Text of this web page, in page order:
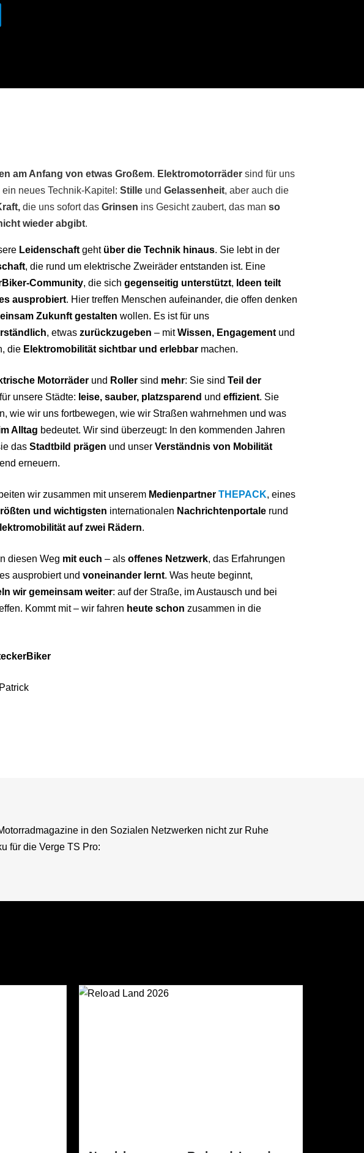
am Anfang von etwas Großem. Elektromotorrädersind für uns
neues Technik-Kapitel: Stilleund Gelassenheit, aber auch die
die uns sofort das Grinsen ins Gesicht zaubert, das man so
wieder abgibt.
Leidenschaftgeht über die Technik hinaus. Sie lebt in der
, die rund um elektrische Zweiräder entstanden ist. Eine
Community, die sich gegenseitig unterstützt, Ideen teilt
ausprobiert. Hier treffen Menschen aufeinander, die offen denken
Zukunft gestalten wollen. Es ist für uns
, etwas zurückzugeben – mitWissen, Engagementund
die Elektromobilität sichtbar und erlebbarmachen.
Motorräderund Rollersind mehr: Sie sind Teil der
für unsere Städte: leise, sauber, platzsparend und effizient. Sie
wie wir uns fortbewegen, wie wir Straßen wahrnehmen und was
Alltag bedeutet. Wir sind überzeugt: In den kommenden Jahren
das Stadtbild prägen und unser Verständnis von Mobilität
erneuern.
wir zusammen mit unserem Medienpartner THEPACK, eines
und wichtigsten internationalen Nachrichtenportalerund
auf zwei Rädern.
diesen Weg mit euch – als offenes Netzwerk, das Erfahrungen
ausprobiert und voneinander lernt. Was heute beginnt,
wir gemeinsam weiter: auf der Straße, im Austausch und bei
Kommt mit – wir fahren heute schon zusammen in die
in den Sozialen Netzwerken nicht zur Ruhe
für die Verge TS Pro: